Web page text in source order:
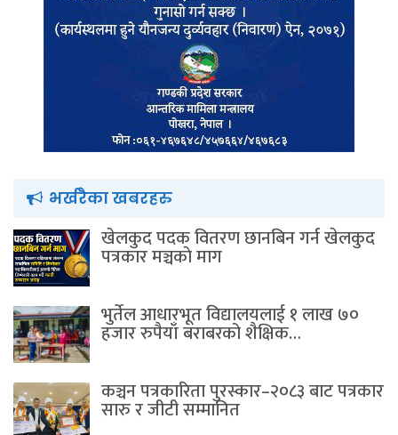
भर्खरैका खबरहरु
खेलकुद पदक वितरण छानबिन गर्न खेलकुद
पत्रकार मञ्चकाे माग
भुर्तेल आधारभूत विद्यालयलाई १ लाख ७०
हजार रुपैयाँ बराबरको शैक्षिक…
कञ्चन पत्रकारिता पुरस्कार–२०८३ बाट पत्रकार
सारु र जीटी सम्मानित